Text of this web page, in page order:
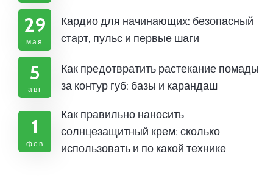
29
мая
Кардио для начинающих: безопасный
старт, пульс и первые шаги
5
авг
Как предотвратить растекание помады
за контур губ: базы и карандаш
1
фев
Как правильно наносить
солнцезащитный крем: сколько
использовать и по какой технике